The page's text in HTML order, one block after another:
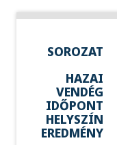
SOROZAT
HAZAI
VENDÉG
IDŐPONT
HELYSZÍN
EREDMÉNY